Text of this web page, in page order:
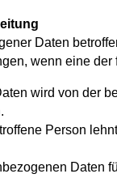
Daten
wenn eine
wird von der
Person
Daten